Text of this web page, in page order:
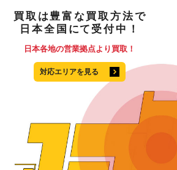
買取 は豊富な買取方法で
日本全国 にて 受付中！
日本各地の営業拠点より買取！
対応エリアを見る